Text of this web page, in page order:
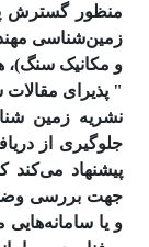
منظور گسترش
زمین‌شناسی
و مکانیک سنگ)،
" پذیرای
نشریه زمین
جلوگیری از
پیشنهاد می‌کند
جهت بررسی
و یا سامانه‌هایی